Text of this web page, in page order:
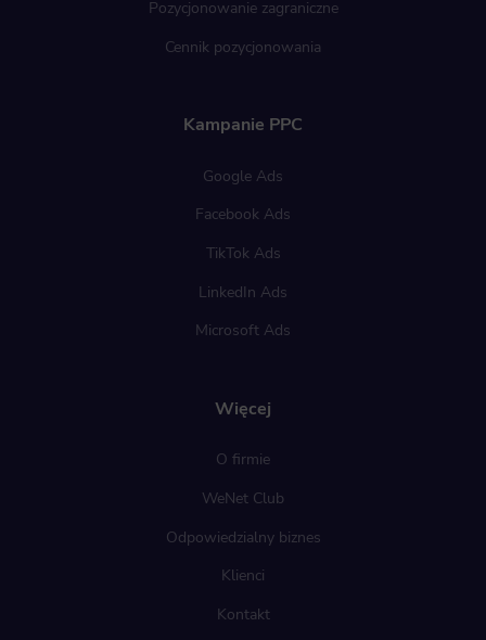
Pozycjonowanie zagraniczne
Cennik pozycjonowania
Więcej
O firmie
WeNet Club
Odpowiedzialny biznes
Klienci
Kontakt
Kampanie PPC
Google Ads
Facebook Ads
TikTok Ads
LinkedIn Ads
Microsoft Ads